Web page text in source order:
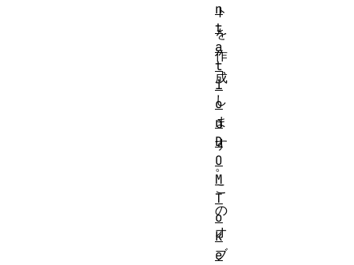
ト
を
作
成
し
ま
す
。
こ
の
オ
ブ
n
t
a
t
i
o
n
D
O
M
T
o
k
e